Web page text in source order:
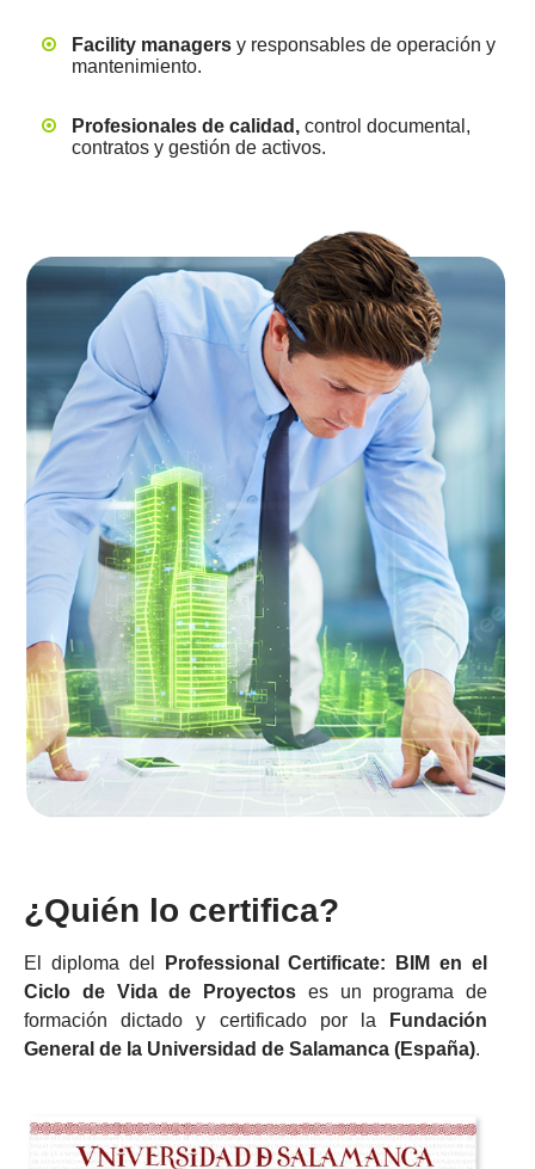
Facility managers y responsables de operación y
mantenimiento.
Profesionales de calidad, control documental,
contratos y gestión de activos.
¿Quién lo certifica?
El diploma del
Professional Certificate: BIM en el
Ciclo de Vida de Proyectos es un programa de
formación dictado y certificado por la
Fundación
General de la Universidad de Salamanca (España).